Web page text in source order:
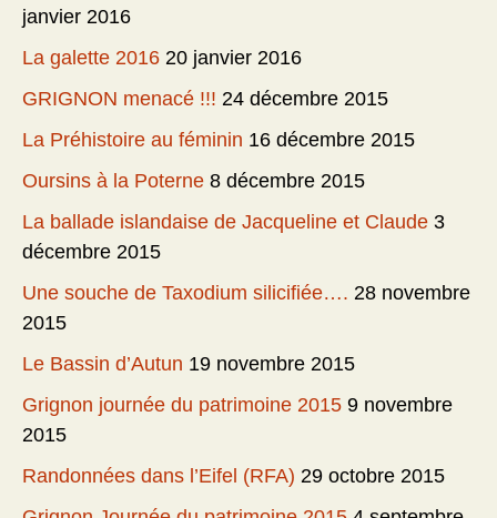
janvier 2016
La galette 2016 20 janvier 2016
GRIGNON menacé !!! 24 décembre 2015
La Préhistoire au féminin 16 décembre 2015
Oursins à la Poterne 8 décembre 2015
La ballade islandaise de Jacqueline et Claude 3
décembre 2015
Une souche de Taxodium silicifiée…. 28 novembre
2015
Le Bassin d’Autun 19 novembre 2015
Grignon journée du patrimoine 2015 9 novembre
2015
Randonnées dans l’Eifel (RFA) 29 octobre 2015